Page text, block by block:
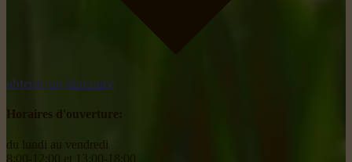
obtenir un itinéraire
Horaires d'ouverture:
du lundi au vendredi
8:00-12:00 et 13:00-18:00